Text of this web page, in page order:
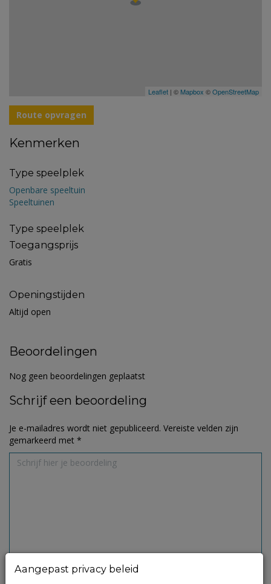
Leaflet | © Mapbox ©OpenStreetMap
Route opvragen
Kenmerken
Type speelplek
Openbare speeltuin
Speeltuinen
Type speelplek
Toegangsprijs
Gratis
Openingstijden
Altijd open
Beoordelingen
Nog geen beoordelingen geplaatst
Schrijf een beoordeling
Je e-mailadres wordt niet gepubliceerd. Vereiste velden zijn
gemarkeerd met *
Aangepast privacy beleid